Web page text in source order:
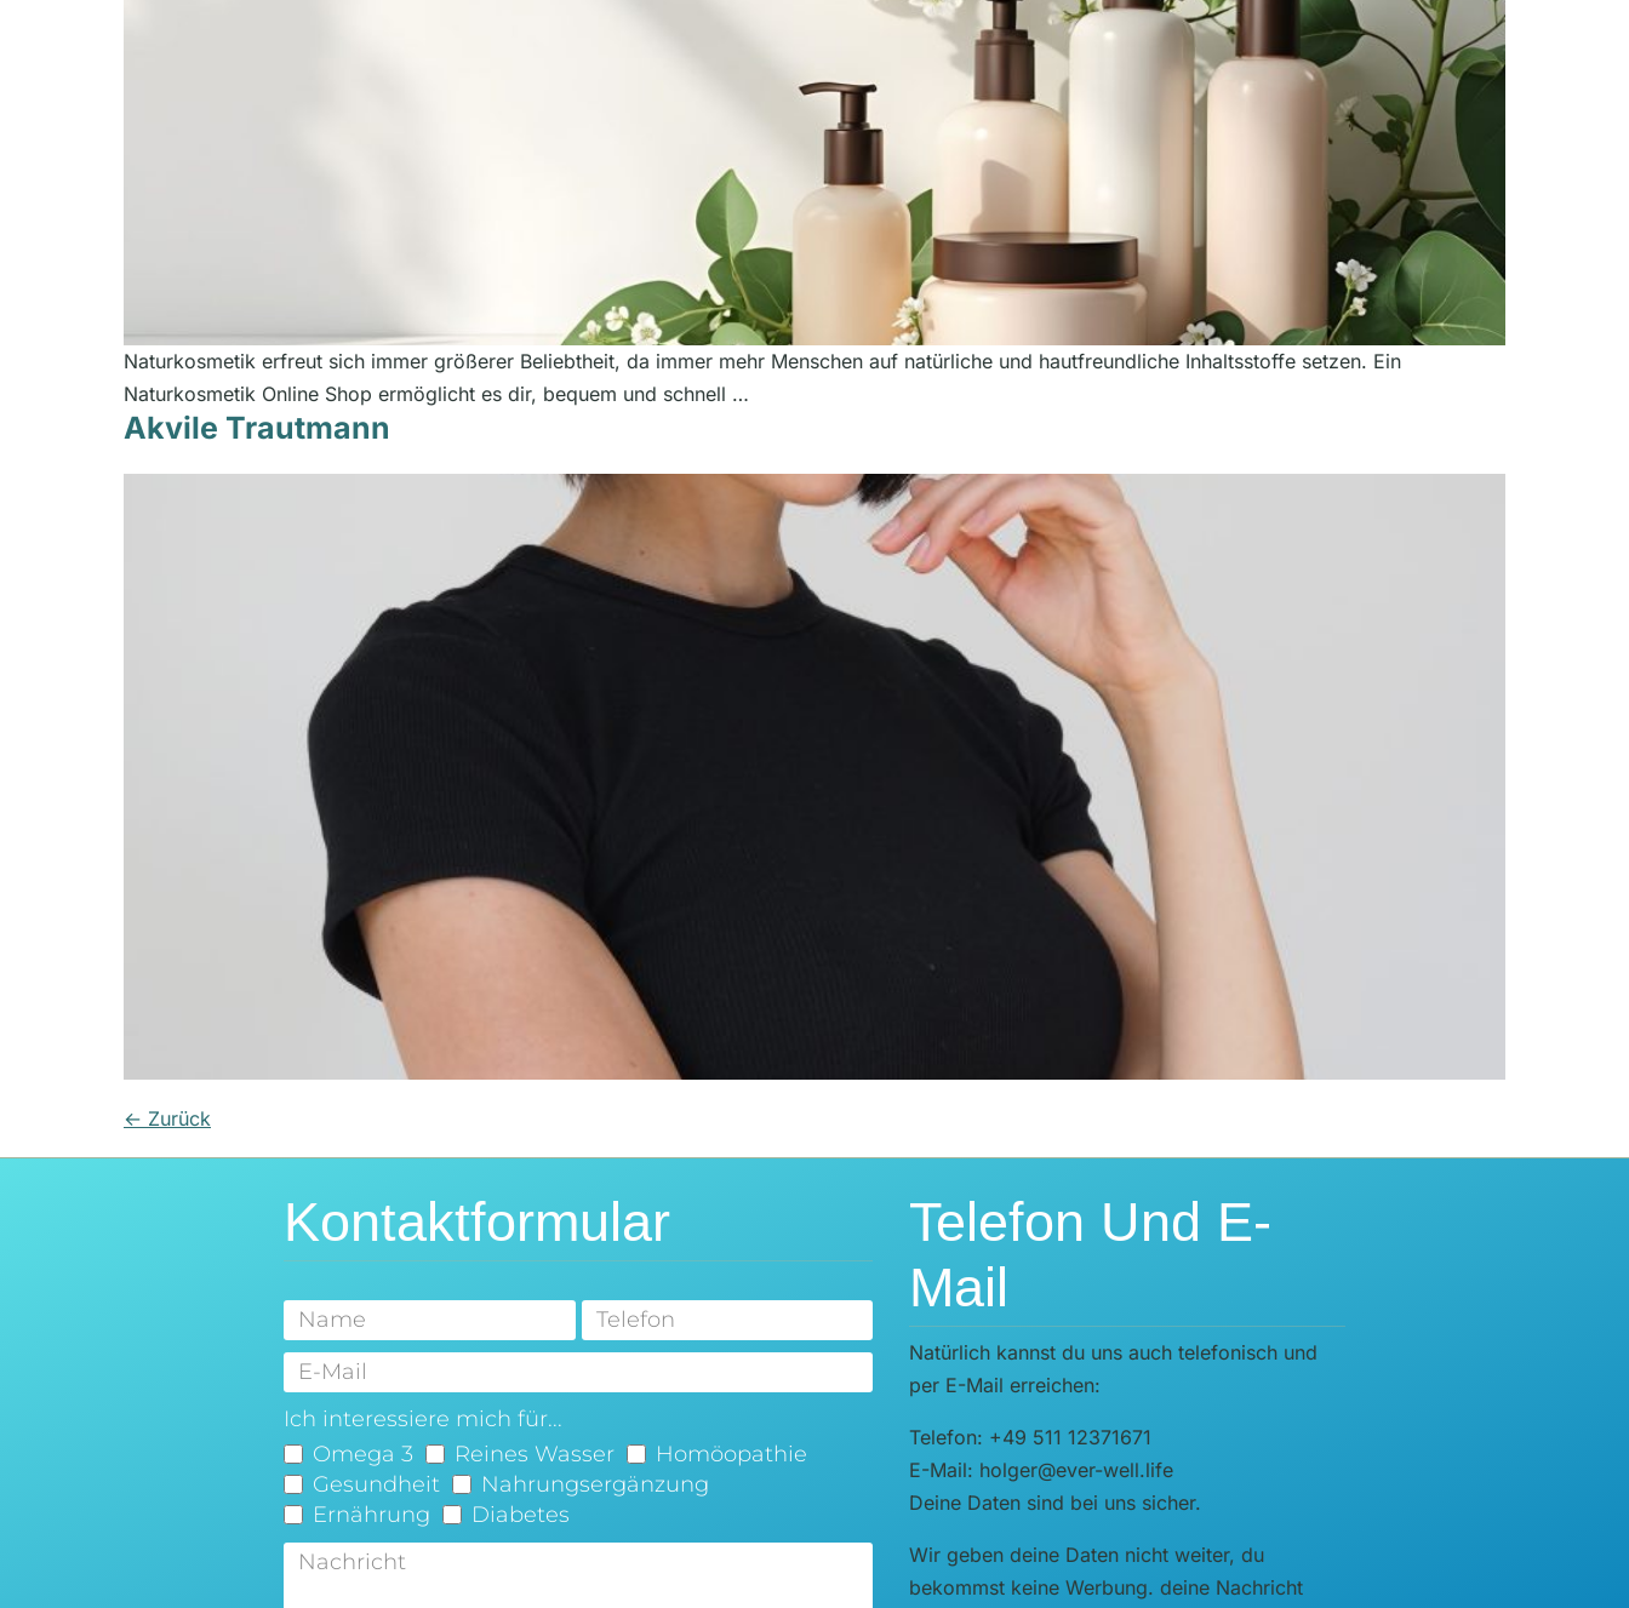
Naturkosmetik erfreut sich immer größerer Beliebtheit, da immer mehr Menschen auf natürliche und hautfreundliche Inhaltsstoffe setzen. Ein
Naturkosmetik Online Shop ermöglicht es dir, bequem und schnell …
Akvile Trautmann
← Zurück
Kontaktformular
Ich interessiere mich für...
Omega 3
Reines Wasser
Homöopathie
Gesundheit
Nahrungsergänzung
Ernährung
Diabetes
Telefon Und E-
Mail
Natürlich kannst du uns auch telefonisch und
per E-Mail erreichen:
Telefon: +49 511 12371671
E-Mail: holger@ever-well.life
Deine Daten sind bei uns sicher.
Wir geben deine Daten nicht weiter, du
bekommst keine Werbung. deine Nachricht